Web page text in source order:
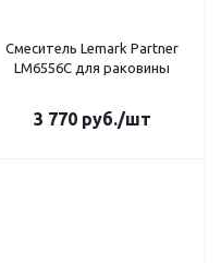
Смеситель Lemark Partner
LM6556C для раковины
3 770руб./шт